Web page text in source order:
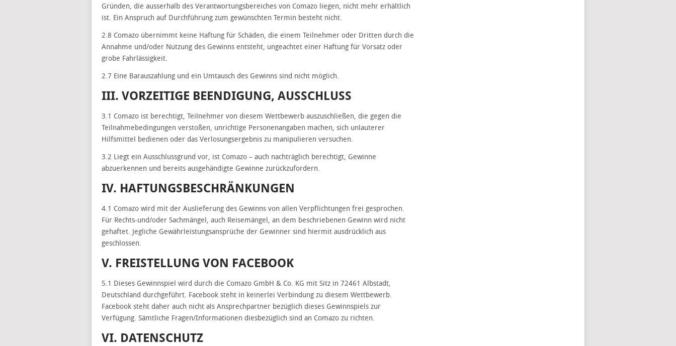
Gründen, die ausserhalb des Verantwortungsbereiches von Comazo liegen, nicht mehr erhältlich
ist. Ein Anspruch auf Durchführung zum gewünschten Termin besteht nicht.
2.8 Comazo übernimmt keine Haftung für Schäden, die einem Teilnehmer oder Dritten durch die
Annahme und/oder Nutzung des Gewinns entsteht, ungeachtet einer Haftung für Vorsatz oder
grobe Fahrlässigkeit.
2.7 Eine Barauszahlung und ein Umtausch des Gewinns sind nicht möglich.
III. VORZEITIGE BEENDIGUNG, AUSSCHLUSS
3.1 Comazo ist berechtigt, Teilnehmer von diesem Wettbewerb auszuschließen, die gegen die
Teilnahmebedingungen verstoßen, unrichtige Personenangaben machen, sich unlauterer
Hilfsmittel bedienen oder das Verlosungsergebnis zu manipulieren versuchen.
3.2 Liegt ein Ausschlussgrund vor, ist Comazo – auch nachträglich berechtigt, Gewinne
abzuerkennen und bereits ausgehändigte Gewinne zurückzufordern.
IV. HAFTUNGSBESCHRÄNKUNGEN
4.1 Comazo wird mit der Auslieferung des Gewinns von allen Verpflichtungen frei gesprochen.
Für Rechts-und/oder Sachmängel, auch Reisemängel, an dem beschriebenen Gewinn wird nicht
gehaftet. Jegliche Gewährleistungsansprüche der Gewinner sind hiermit ausdrücklich aus
geschlossen.
V. FREISTELLUNG VON FACEBOOK
5.1 Dieses Gewinnspiel wird durch die Comazo GmbH & Co. KG mit Sitz in 72461 Albstadt,
Deutschland durchgeführt. Facebook steht in keinerlei Verbindung zu diesem Wettbewerb.
Facebook steht daher auch nicht als Ansprechpartner bezüglich dieses Gewinnspiels zur
Verfügung. Sämtliche Fragen/Informationen diesbezüglich sind an Comazo zu richten.
VI. DATENSCHUTZ